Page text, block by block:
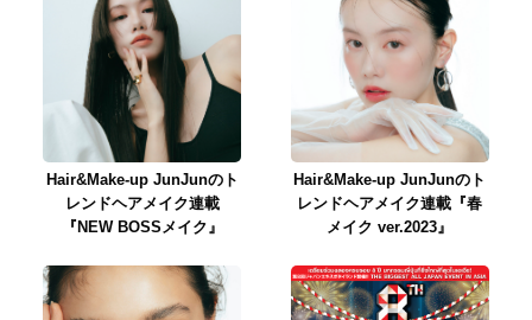
Hair&Make-up JunJunのト
レンドヘアメイク連載
『NEW BOSSメイク』
Hair&Make-up JunJunのト
レンドヘアメイク連載『春
メイク ver.2023』